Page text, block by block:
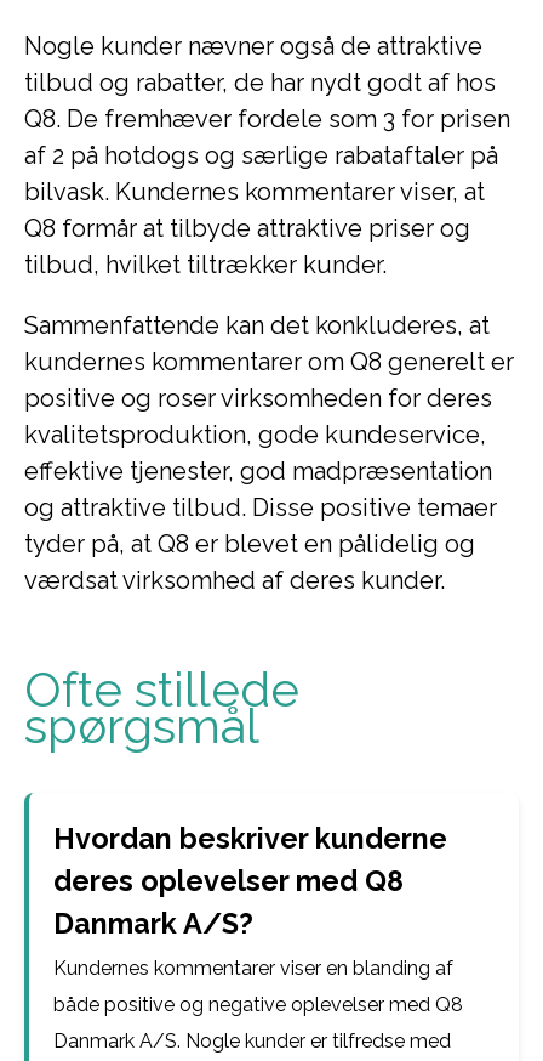
Nogle kunder nævner også de attraktive
tilbud og rabatter, de har nydt godt af hos
Q8. De fremhæver fordele som 3 for prisen
af 2 på hotdogs og særlige rabataftaler på
bilvask. Kundernes kommentarer viser, at
Q8 formår at tilbyde attraktive priser og
tilbud, hvilket tiltrækker kunder.
Sammenfattende kan det konkluderes, at
kundernes kommentarer om Q8 generelt er
positive og roser virksomheden for deres
kvalitetsproduktion, gode kundeservice,
effektive tjenester, god madpræsentation
og attraktive tilbud. Disse positive temaer
tyder på, at Q8 er blevet en pålidelig og
værdsat virksomhed af deres kunder.
Ofte stillede
spørgsmål
Hvordan beskriver kunderne
deres oplevelser med Q8
Danmark A/S?
Kundernes kommentarer viser en blanding af
både positive og negative oplevelser med Q8
Danmark A/S. Nogle kunder er tilfredse med